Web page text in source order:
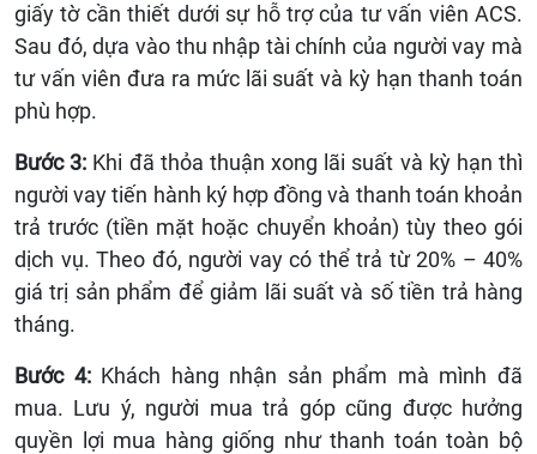
giấy tờ cần thiết dưới sự hỗ trợ của tư vấn viên ACS.
Sau đó, dựa vào thu nhập tài chính của người vay mà
tư vấn viên đưa ra mức lãi suất và kỳ hạn thanh toán
phù hợp.
Bước 3: Khi đã thỏa thuận xong lãi suất và kỳ hạn thì
người vay tiến hành ký hợp đồng và thanh toán khoản
trả trước (tiền mặt hoặc chuyển khoản) tùy theo gói
dịch vụ. Theo đó, người vay có thể trả từ 20% – 40%
giá trị sản phẩm để giảm lãi suất và số tiền trả hàng
tháng.
Bước 4: Khách hàng nhận sản phẩm mà mình đã
mua. Lưu ý, người mua trả góp cũng được hưởng
quyền lợi mua hàng giống như thanh toán toàn bộ